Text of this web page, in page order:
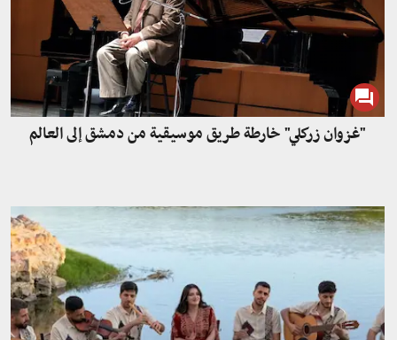
"غزوان زركلي" خارطة طريق موسيقية من دمشق إلى العالم